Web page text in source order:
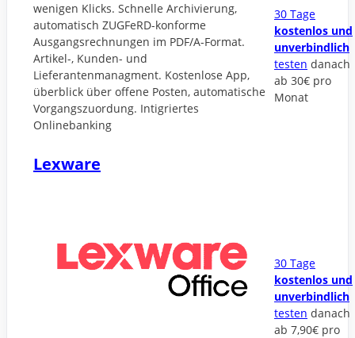
wenigen Klicks. Schnelle Archivierung,
automatisch ZUGFeRD-konforme
Ausgangsrechnungen im PDF/A-Format.
Artikel-, Kunden- und
Lieferantenmanagment. Kostenlose App,
überblick über offene Posten, automatische
Vorgangszuordung. Intigriertes
Onlinebanking
30 Tage
kostenlos und
unverbindlich
testen danach
ab 30€ pro
Monat
Lexware
30 Tage
kostenlos und
unverbindlich
testen danach
ab 7,90€ pro